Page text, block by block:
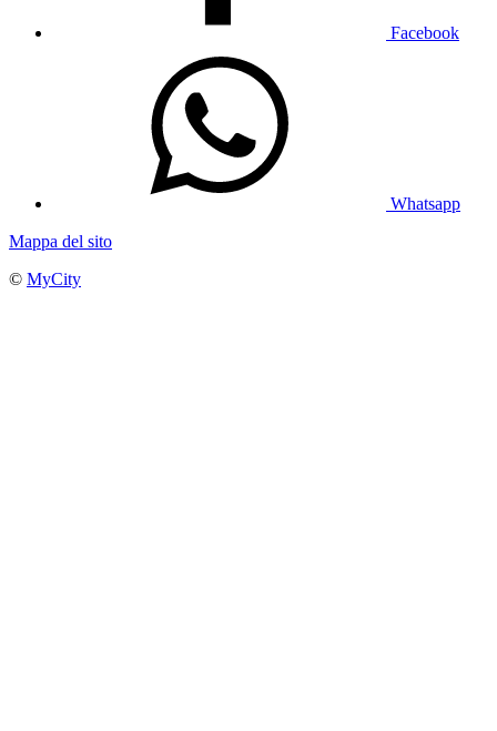
Facebook
Whatsapp
Mappa del sito
© MyCity